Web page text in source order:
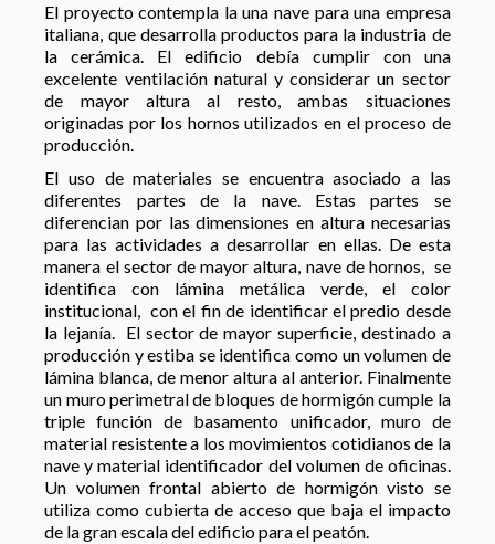
El proyecto contempla la una nave para una empresa
italiana, que desarrolla productos para la industria de
la cerámica. El edificio debía cumplir con una
excelente ventilación natural y considerar un sector
de mayor altura al resto, ambas situaciones
originadas por los hornos utilizados en el proceso de
producción.
El uso de materiales se encuentra asociado a las
diferentes partes de la nave. Estas partes se
diferencian por las dimensiones en altura necesarias
para las actividades a desarrollar en ellas. De esta
manera el sector de mayor altura, nave de hornos, se
identifica con lámina metálica verde, el color
institucional, con el fin de identificar el predio desde
la lejanía. El sector de mayor superficie, destinado a
producción y estiba se identifica como un volumen de
lámina blanca, de menor altura al anterior. Finalmente
un muro perimetral de bloques de hormigón cumple la
triple función de basamento unificador, muro de
material resistente a los movimientos cotidianos de la
nave y material identificador del volumen de oficinas.
Un volumen frontal abierto de hormigón visto se
utiliza como cubierta de acceso que baja el impacto
de la gran escala del edificio para el peatón.